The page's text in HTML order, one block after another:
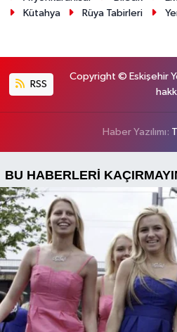
Kütahya
Rüya Tabirleri
RSS
Copyright © Eskişehir
Haber Yazılımı: